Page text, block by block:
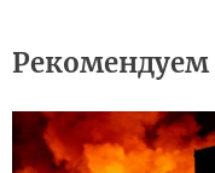
Рекомендуем